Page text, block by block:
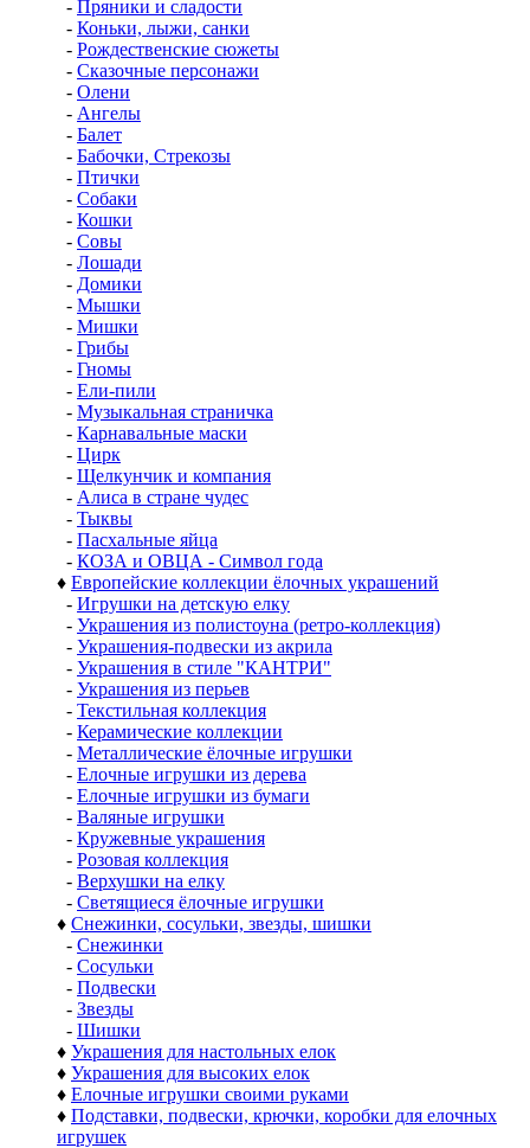
- Пряники и сладости
- Коньки, лыжи, санки
- Рождественские сюжеты
- Сказочные персонажи
- Олени
- Ангелы
- Балет
- Бабочки, Стрекозы
- Птички
- Собаки
- Кошки
- Совы
- Лошади
- Домики
- Мышки
- Мишки
- Грибы
- Гномы
- Ели-пили
- Музыкальная страничка
- Карнавальные маски
- Цирк
- Щелкунчик и компания
- Алиса в стране чудес
- Тыквы
- Пасхальные яйца
- КОЗА и ОВЦА - Символ года
♦ Европейские коллекции ёлочных украшений
- Игрушки на детскую елку
- Украшения из полистоуна (ретро-коллекция)
- Украшения-подвески из акрила
- Украшения в стиле "КАНТРИ"
- Украшения из перьев
- Текстильная коллекция
- Керамические коллекции
- Металлические ёлочные игрушки
- Елочные игрушки из дерева
- Елочные игрушки из бумаги
- Валяные игрушки
- Кружевные украшения
- Розовая коллекция
- Верхушки на елку
- Светящиеся ёлочные игрушки
♦ Снежинки, сосульки, звезды, шишки
- Снежинки
- Сосульки
- Подвески
- Звезды
- Шишки
♦ Украшения для настольных елок
♦ Украшения для высоких елок
♦ Елочные игрушки своими руками
♦ Подставки, подвески, крючки, коробки для елочных
игрушек